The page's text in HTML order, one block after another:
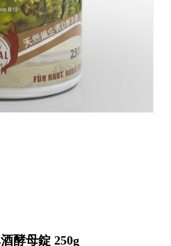
酵母錠 250g